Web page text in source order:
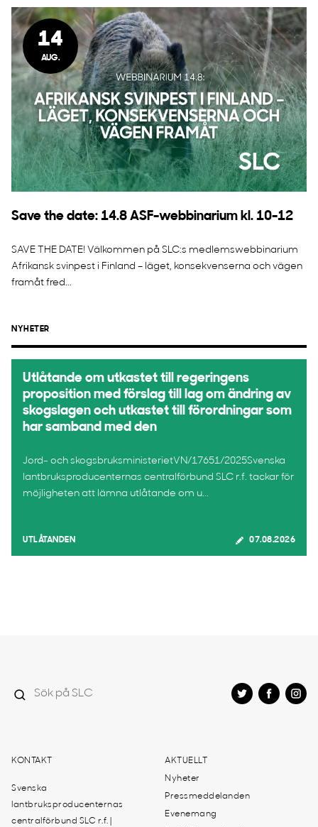
14
AUG.
Save the date: 14.8 ASF-webbinarium kl. 10-12
SAVE THE DATE! Välkommen på SLC:s medlemswebbinarium
Afrikansk svinpest i Finland – läget, konsekvenserna och vägen
framåt fred...
NYHETER
Utlåtande om utkastet till regeringens
proposition med förslag till lag om ändring av
skogslagen och utkastet till förordningar som
har samband med den
Jord- och skogsbruksministerietVN/17651/2025Svenska
lantbruksproducenternas centralförbund SLC r.f. tackar för
möjligheten att lämna utlåtande om u...
UTLÅTANDEN 07.08.2026
KONTAKT
Svenska
lantbruksproducenternas
centralförbund SLC r.f. |
AKTUELLT
Nyheter
Pressmeddelanden
Evenemang